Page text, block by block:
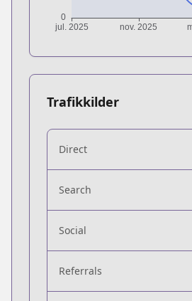
Trafikkilder
Direct
Search
Social
Referrals